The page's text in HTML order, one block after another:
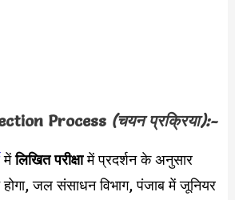
Process (चयन प्रक्रिया):-
मेंलिखित परीक्षा में प्रदर्शन के अनुसार
जल संसाधन विभाग, पंजाब में जूनियर